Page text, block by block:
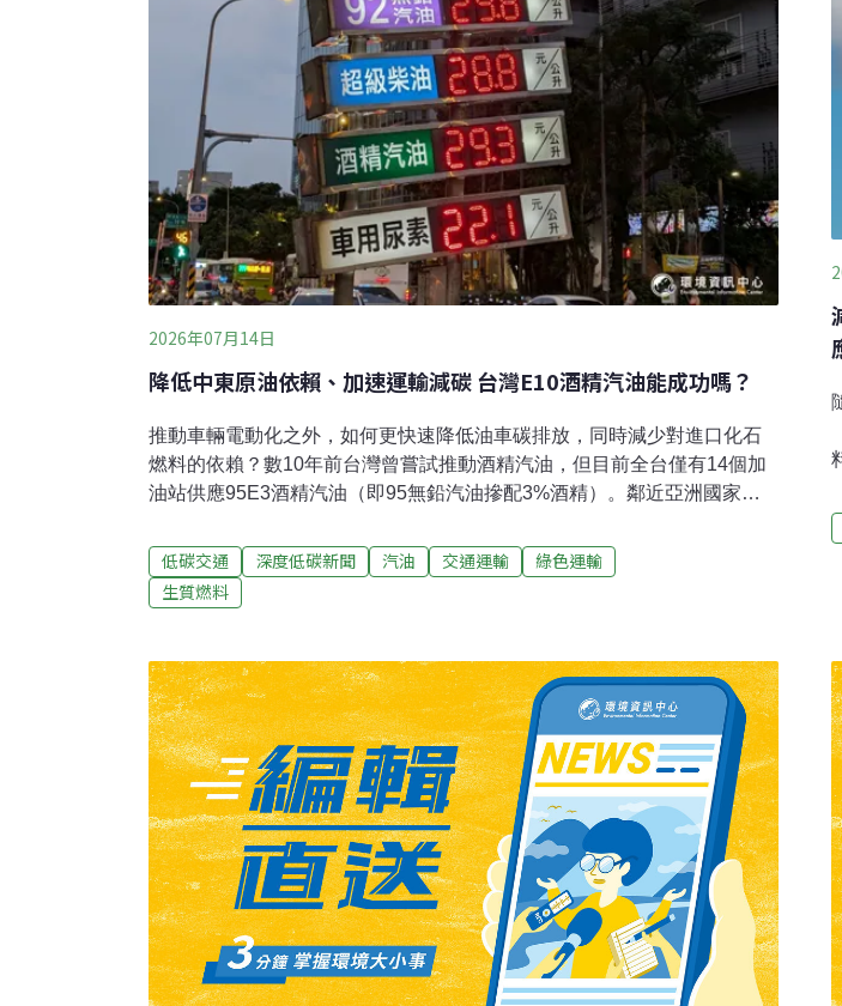
2026年07月14日
降低中東原油依賴、加速運輸減碳 台灣E10酒精汽油能成功嗎？
推動車輛電動化之外，如何更快速降低油車碳排放，同時減少對進口化石
燃料的依賴？數10年前台灣曾嘗試推動酒精汽油，但目前全台僅有14個加
油站供應95E3酒精汽油（即95無鉛汽油摻配3%酒精）。鄰近亞洲國家則
升至E15；印度僅花8年便從E3推進至E20強制摻配；越南在今年石油危機
下提前實施E10強制政策；泰國則透過補貼措施，鼓勵民眾使用E20等汽
油。全球綠色燃料中心（GCGF）與國際氣候發展智庫本月7日舉辦「酒精
府機關和國營事業對談，探討重新推動酒精汽油的可能性。酒精汽油重回
政策討論：加速運輸減碳、能源自主摻配生質酒精的酒精汽油，被視為運
輸減碳途徑之一。經濟部標準檢驗局上月9日修訂兩項國家標準：
CNS12614（車用無鉛汽油）正式新增「E10酒精汽油」品項，以及C
低碳交通 深度低碳新聞 汽油 交通運輸
綠色運輸
生質燃料